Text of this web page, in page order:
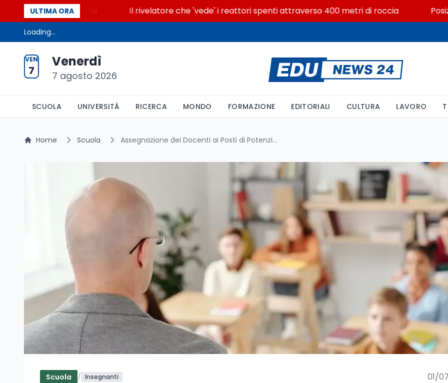
ULTIMA ORA
la glicolisi Il rivelatore che 'vede' i reattori spenti attraverso 400 metri di roccia Posizioni
Loading...
VEN
7
Venerdì
7 agosto 2026
SCUOLA UNIVERSITÀ RICERCA MONDO FORMAZIONE EDITORIALI CULTURA LAVORO
Home Scuola Assegnazione dei Docenti ai Posti di Potenziamento e Gestione delle Classi di Concorso Atipiche: Tutte le Procedure e i Criteri
Scuola / Insegnanti 01/